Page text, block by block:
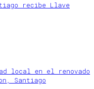
recibe Llave
local en el renovado
Santiago